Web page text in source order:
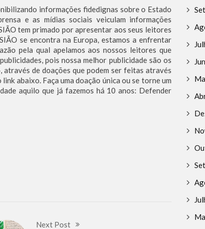
informações fidedignas sobre o Estado
e as mídias sociais veiculam informações
tem primado por apresentar aos seus leitores
se encontra na Europa, estamos a enfrentar
pela qual apelamos aos nossos leitores que
pois nossa melhor publicidade são os
de doações que podem ser feitas através
abaixo. Faça uma doação única ou se torne um
aquilo que já fazemos há 10 anos: Defender
Next Post